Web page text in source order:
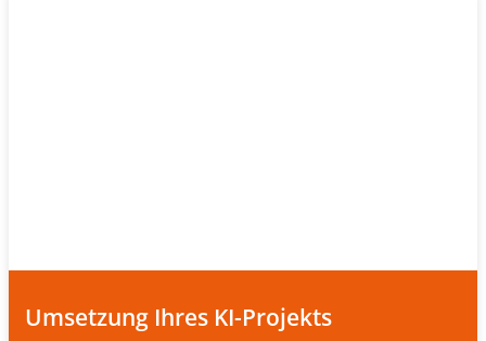
Umsetzung Ihres KI-Projekts